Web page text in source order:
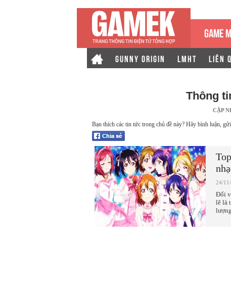
GAME
GUNNY ORIGIN LMHT LIÊN
Thông
CẬP
Bạn thích các tin tức trong chủ đề này? Hãy bình luận,
24/
Đối
lẽ là